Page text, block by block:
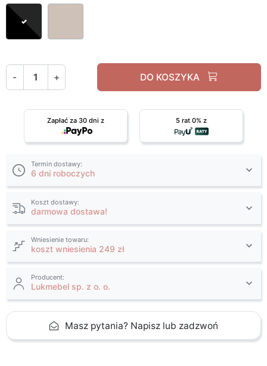
Czarny / czarny mat
- + DO KOSZYKA
Zapłać za 30 dni z 5 rat 0% z
Termin dostawy:
6 dni roboczych
Koszt dostawy:
darmowa dostawa!
Wniesienie towaru:
koszt wniesienia 249 zł
Producent:
Lukmebel sp. z o. o.
Masz pytania? Napisz lub zadzwoń